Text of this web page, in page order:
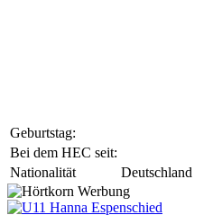
Geburtstag:
Bei dem HEC seit:
Nationalität
Deutschland